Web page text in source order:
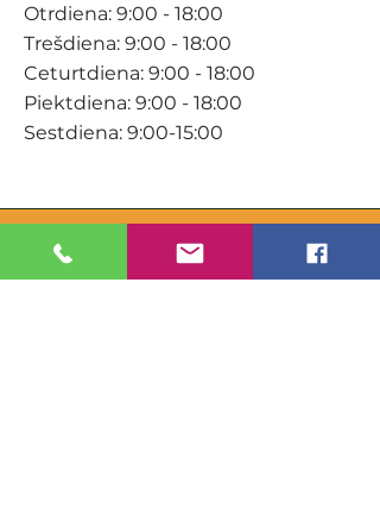
Otrdiena: 9:00 - 18:00
Trešdiena: 9:00 - 18:00
Ceturtdiena: 9:00 - 18:00
Piektdiena: 9:00 - 18:00
Sestdiena: 9:00-15:00
KONTAKTI